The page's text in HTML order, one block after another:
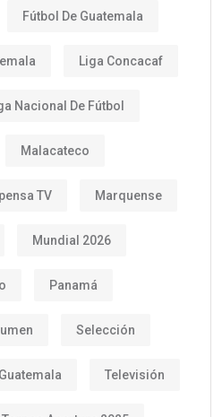
Fútbol De Guatemala
Liga Concacaf
Nacional De Fútbol
Malacateco
TV Marquense
Mundial 2026
Panamá
Selección
Televisión